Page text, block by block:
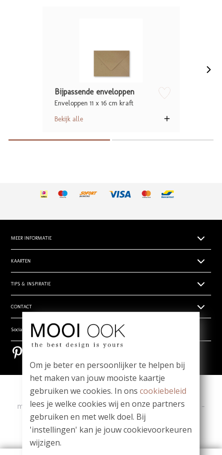
Bijpassende enveloppen
Enveloppen 11 x 16 cm kraft
Bekijk alle
MEER INFORMATIE
Papiersoorten
Levertijden
Prijsoverzicht
Algemene voorwaarden
Privacy verklaring
KAARTEN
Geboortekaartjes
Trouwkaarten zelf ontwerpen
Rouwdrukwerk
Stilgeboren kindje
Bestel een papierwaaier
TIPS & INSPIRATIE
Hippe en unieke babynamen
- Babynamen jongens
- Babynamen meisjes
- Babynamen unisex
Bloei mij! Groeipapier tips!
Meest gestelde vragen
CONTACT
Wie zijn wij
Vragen? Mail ons! team@mooiook.nl
Zakelijk drukwerk
Contact
Social media
Copyright| Contact|
ma t/m vr 09.00 - 12.00 u -Whatsapp: 06-1980 6980
-
team@mooiook.nl
© MOOI OOK 2026 |powered by DRN Cards 2026
Om je beter en persoonlijker te helpen bij
het maken van jouw mooiste kaartje
gebruiken we cookies. In ons cookiebeleid
lees je welke cookies wij en onze partners
gebruiken en met welk doel. Bij
'instellingen' kan je jouw cookievoorkeuren
wijzigen.